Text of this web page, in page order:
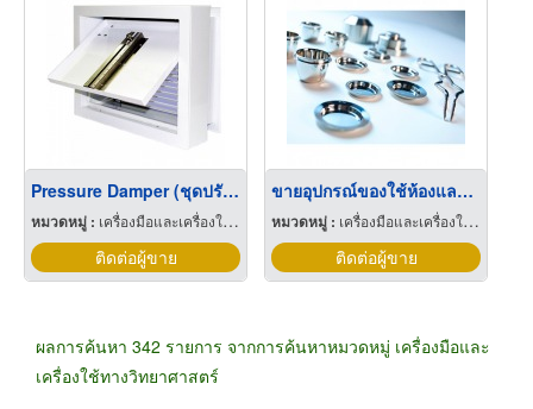
Pressure Damper (ชุดปรับแรงดันในคลีนรูม)
หมวดหมู่ : เครื่องมือและเครื่องใช้ทางวิทยาศาสตร์
ติดต่อผู้ขาย
ขายอุปกรณ์ของใช้ห้องแลป ระยอง
หมวดหมู่ : เครื่องมือและเครื่องใช้ทางวิทยาศาสตร์
ติดต่อผู้ขาย
ผลการค้นหา 342 รายการ จากการค้นหาหมวดหมู่ เครื่องมือและ
เครื่องใช้ทางวิทยาศาสตร์